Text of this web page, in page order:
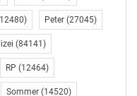
2020 gezeigt, dass
der Corona-Krise
hierzulande
Peter (27045)
(84141)
RP (12464)
Sommer (14520)